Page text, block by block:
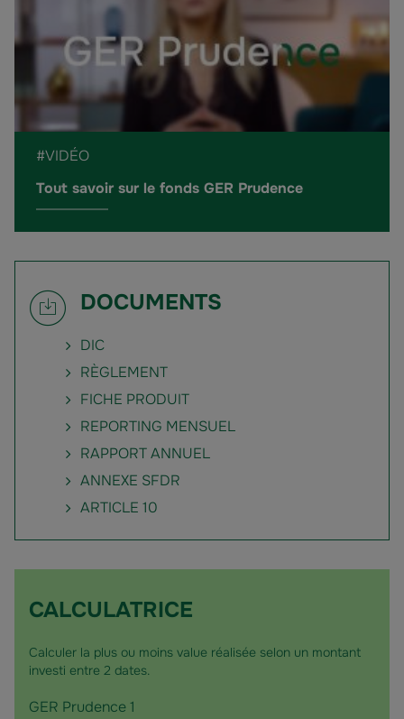
#VIDÉO
Tout savoir sur le fonds GER Prudence
DOCUMENTS
DIC
RÈGLEMENT
FICHE PRODUIT
REPORTING MENSUEL
RAPPORT ANNUEL
ANNEXE SFDR
ARTICLE 10
CALCULATRICE
Calculer la plus ou moins value réalisée selon un montant
investi entre 2 dates.
GER Prudence 1